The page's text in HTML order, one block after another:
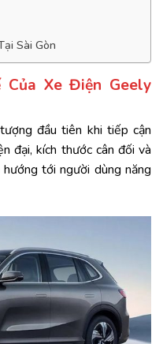
Sài Gòn
Của Xe Điện Geely
đầu tiên khi tiếp cận
đại, kích thước cân đối và
tới người dùng năng